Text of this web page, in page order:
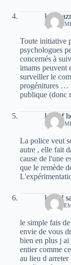
8
Toute initiative
psychologues
concernés à
imams peuvent
surveiller le
progénitures …
publique (donc
khelaf
9
La police veut
autre , elle fait
cause de l'une
que le remède
kamel
13
le simple fais
envie de vous
bien en plus j
entier comme
au lieu d